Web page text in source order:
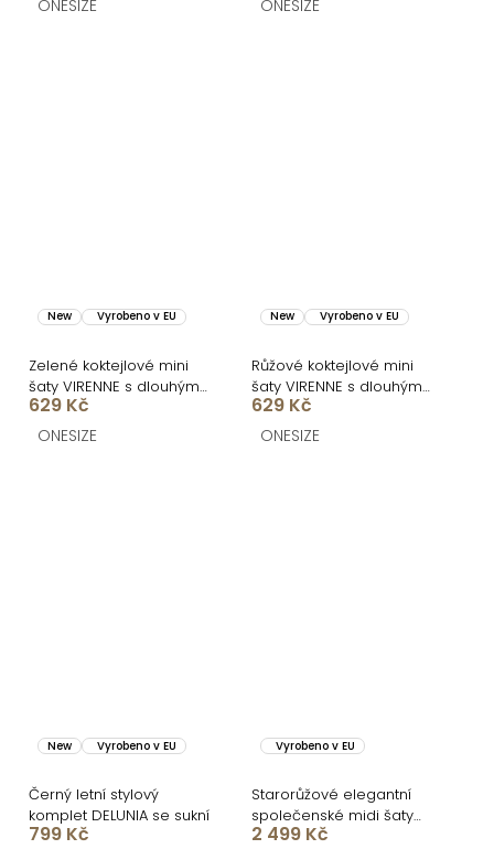
ONESIZE ONESIZE
New Vyrobeno v EU
Zelené koktejlové mini
šaty VIRENNE s dlouhým
rukávem
629 Kč
ONESIZE
New Vyrobeno v EU
Růžové koktejlové mini
šaty VIRENNE s dlouhým
rukávem
629 Kč
ONESIZE
New Vyrobeno v EU
Černý letní stylový
komplet DELUNIA se sukní
799 Kč
Vyrobeno v EU
Starorůžové elegantní
společenské midi šaty
NORALYN
2 499 Kč